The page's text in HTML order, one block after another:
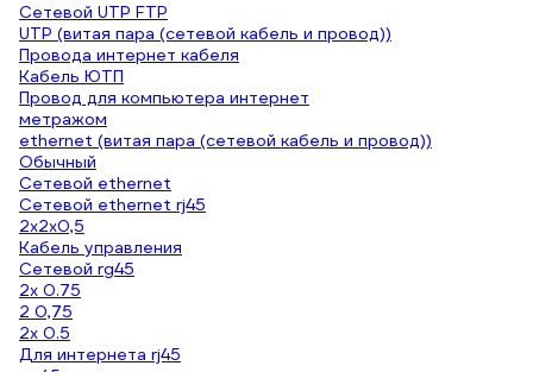
Сетевой UTP FTP
UTP (витая пара (сетевой кабель и провод))
Провода интернет кабеля
Кабель ЮТП
Провод для компьютера интернет
метражом
ethernet (витая пара (сетевой кабель и провод))
Обычный
Сетевой ethernet
Сетевой ethernet rj45
2х2х0,5
Кабель управления
Сетевой rg45
2х 0.75
2 0,75
2х 0.5
Для интернета rj45